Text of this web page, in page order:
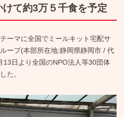
て約3万５千食を予定
テーマに全国でミールキット宅配サ
ープ(本部所在地:静岡県静岡市 / 代
日より全国のNPO法人等30団体
た。